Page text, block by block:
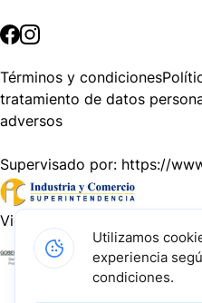
Términos y condiciones
tratamiento de datos
adversos
Supervisado por: https://
Vigilado por:
Gracias a nuestros
solución tecnológica más
Utilizamos
experiencia
condiciones.